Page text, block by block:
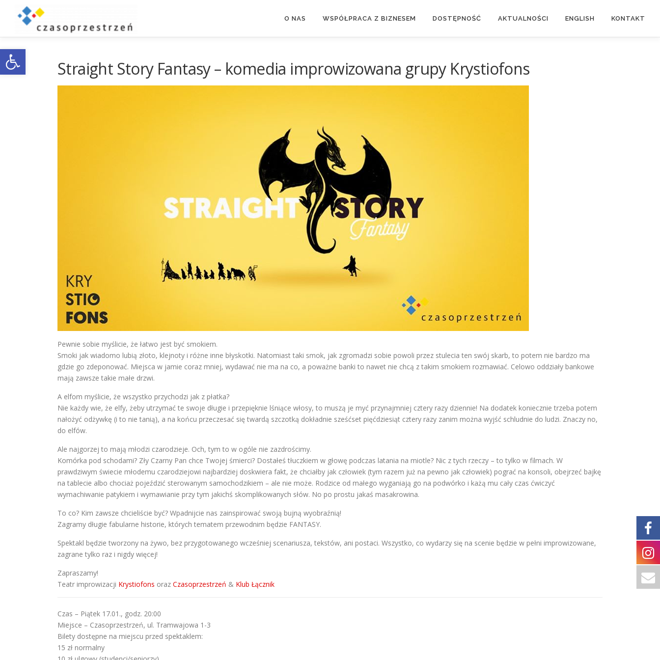
Otwórz pasek narzędzi
O NAS WSPÓŁPRACA Z BIZNESEM DOSTĘPNOŚĆ AKTUALNOŚCI ENGLISH KONTAKT
Straight Story Fantasy – komedia improwizowana grupy Krystiofons
Pewnie sobie myślicie, że łatwo jest być smokiem.
Smoki jak wiadomo lubią złoto, klejnoty i różne inne błyskotki. Natomiast taki smok, jak zgromadzi sobie powoli przez stulecia ten swój skarb, to potem nie bardzo ma
gdzie go zdeponować. Miejsca w jamie coraz mniej, wydawać nie ma na co, a poważne banki to nawet nie chcą z takim smokiem rozmawiać. Celowo oddziały bankowe
mają zawsze takie małe drzwi.
A elfom myślicie, że wszystko przychodzi jak z płatka?
Nie każdy wie, że elfy, żeby utrzymać te swoje długie i przepięknie lśniące włosy, to muszą je myć przynajmniej cztery razy dziennie! Na dodatek koniecznie trzeba potem
nałożyć odżywkę (i to nie tanią), a na końcu przeczesać się twardą szczotką dokładnie sześćset pięćdziesiąt cztery razy zanim można wyjść schludnie do ludzi. Znaczy no,
do elfów.
Ale najgorzej to mają młodzi czarodzieje. Och, tym to w ogóle nie zazdrościmy.
Komórka pod schodami? Zły Czarny Pan chce Twojej śmierci? Dostałeś tłuczkiem w głowę podczas latania na miotle? Nic z tych rzeczy – to tylko w filmach. W
prawdziwym świecie młodemu czarodziejowi najbardziej doskwiera fakt, że chciałby jak człowiek (tym razem już na pewno jak człowiek) pograć na konsoli, obejrzeć bajkę
na tablecie albo chociaż pojeździć sterowanym samochodzikiem – ale nie może. Rodzice od małego wyganiają go na podwórko i każą mu cały czas ćwiczyć
wymachiwanie patykiem i wymawianie przy tym jakichś skomplikowanych słów. No po prostu jakaś masakrowina.
To co? Kim zawsze chcieliście być? Wpadnijcie nas zainspirować swoją bujną wyobraźnią!
Zagramy długie fabularne historie, których tematem przewodnim będzie FANTASY.
Spektakl będzie tworzony na żywo, bez przygotowanego wcześniej scenariusza, tekstów, ani postaci. Wszystko, co wydarzy się na scenie będzie w pełni improwizowane,
zagrane tylko raz i nigdy więcej!
Zapraszamy!
Teatr improwizacji Krystiofons oraz Czasoprzestrzeń & Klub Łącznik
Czas – Piątek 17.01., godz. 20:00
Miejsce – Czasoprzestrzeń, ul. Tramwajowa 1-3
Bilety dostępne na miejscu przed spektaklem:
15 zł normalny